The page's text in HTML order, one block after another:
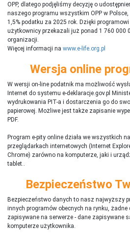
OPP, dlatego podjęliśmy decyzję o
naszego programu wszystkim OPP w
1,5% podatku za 2025 rok. Dzięki programowi
użytkownicy przekazali już ponad 1 760 000
organizacji.
Więcej informacji na www.e-life.org.pl
Wersja online
W wersji on-line podatnik ma możliwość
Internet do systemu e-deklaracje.gov.pl
wydrukowania PIT-a i dostarczenia go do
papierowej. Możliwe jest także zapisanie
PDF.
Program e-pity online działa we wszystkich
przeglądarkach internetowych (Internet
Chrome) zarówno na komputerze, jaki i
tablet..
Bezpieczeństwo
Bezpieczeństwo danych to nasz najwyższy
innych programów obecnych na rynku, żadne
zapisywane na serwerze - dane zapisywane
komputerze użytkownika.